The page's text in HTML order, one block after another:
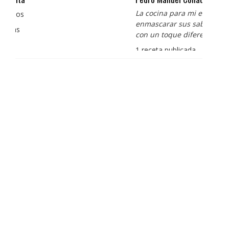
La cocina para mi es producto bien tratado sin
enmascarar sus sabores, cocina de verdad de antaño
con un toque diferente